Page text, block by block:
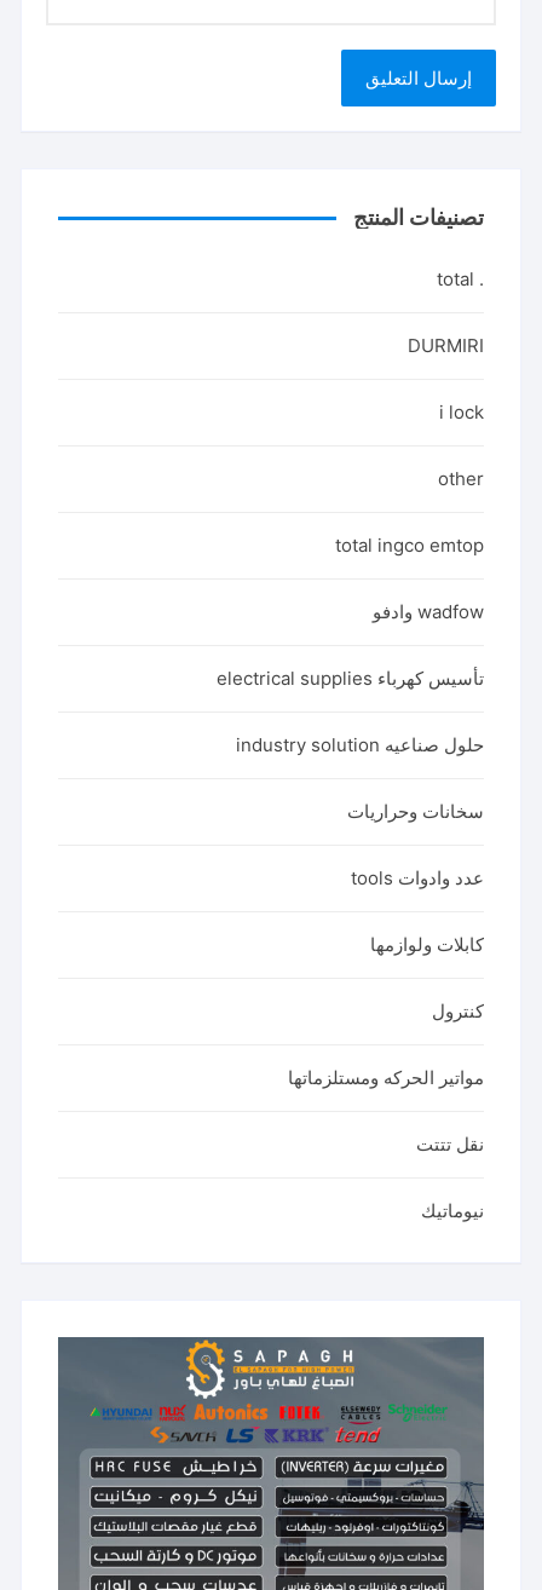
تصنيفات المنتج
. total
DURMIRI
i lock
other
total ingco emtop
wadfow وادفو
تأسيس كهرباء electrical supplies
حلول صناعيه industry solution
سخانات وحراريات
عدد وادوات tools
كابلات ولوازمها
كنترول
مواتير الحركه ومستلزماتها
نقل تتتت
نيوماتيك